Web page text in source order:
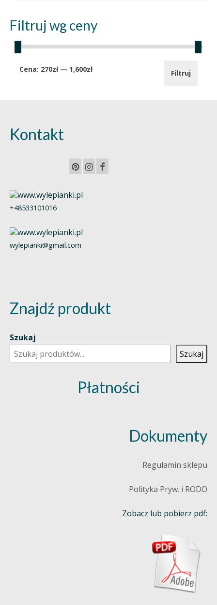
Filtruj wg ceny
Cena
Cena
Filtruj
Cena: 270zł— 1,600zł
Kontakt
+48533101016
wylepianki@gmail.com
Znajdź produkt
Szukaj
Szukaj
Płatności
Dokumenty
Regulamin sklepu
Polityka Pryw. i RODO
Zobacz lub pobierz pdf: